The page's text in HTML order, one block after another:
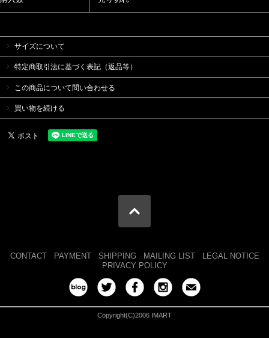
サイズについて
特定商取引法に基づく表記（返品等）
この商品について問い合わせる
買い物を続ける
CONTACT PAYMENT SHIPPING MAILING LIST
LEGAL NOTICE
PRIVACY POLICY
Copyright(C)2006 IMART